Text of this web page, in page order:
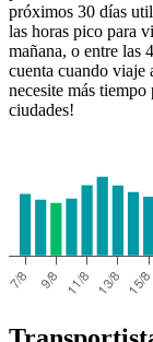
próximos 30 días
las horas pico para
mañana, o entre las
cuenta cuando viaje
necesite más tiempo
ciudades!